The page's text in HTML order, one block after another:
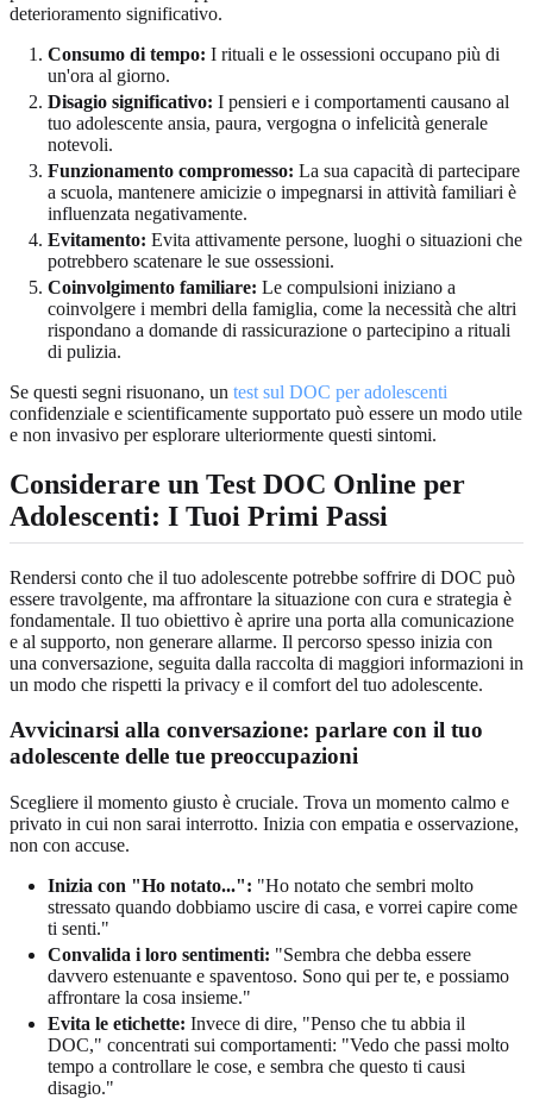
deterioramento significativo.
Consumo di tempo: I rituali e le ossessioni occupano più di
un'ora al giorno.
Disagio significativo: I pensieri e i comportamenti causano al
tuo adolescente ansia, paura, vergogna o infelicità generale
notevoli.
Funzionamento compromesso: La sua capacità di partecipare
a scuola, mantenere amicizie o impegnarsi in attività familiari è
influenzata negativamente.
Evitamento: Evita attivamente persone, luoghi o situazioni che
potrebbero scatenare le sue ossessioni.
Coinvolgimento familiare: Le compulsioni iniziano a
coinvolgere i membri della famiglia, come la necessità che altri
rispondano a domande di rassicurazione o partecipino a rituali
di pulizia.
Se questi segni risuonano, un test sul DOC per adolescenti
confidenziale e scientificamente supportato può essere un modo utile
e non invasivo per esplorare ulteriormente questi sintomi.
Considerare un Test DOC Online per
Adolescenti: I Tuoi Primi Passi
Rendersi conto che il tuo adolescente potrebbe soffrire di DOC può
essere travolgente, ma affrontare la situazione con cura e strategia è
fondamentale. Il tuo obiettivo è aprire una porta alla comunicazione
e al supporto, non generare allarme. Il percorso spesso inizia con
una conversazione, seguita dalla raccolta di maggiori informazioni in
un modo che rispetti la privacy e il comfort del tuo adolescente.
Avvicinarsi alla conversazione: parlare con il tuo
adolescente delle tue preoccupazioni
Scegliere il momento giusto è cruciale. Trova un momento calmo e
privato in cui non sarai interrotto. Inizia con empatia e osservazione,
non con accuse.
Inizia con "Ho notato...": "Ho notato che sembri molto
stressato quando dobbiamo uscire di casa, e vorrei capire come
ti senti."
Convalida i loro sentimenti: "Sembra che debba essere
davvero estenuante e spaventoso. Sono qui per te, e possiamo
affrontare la cosa insieme."
Evita le etichette: Invece di dire, "Penso che tu abbia il
DOC," concentrati sui comportamenti: "Vedo che passi molto
tempo a controllare le cose, e sembra che questo ti causi
disagio."